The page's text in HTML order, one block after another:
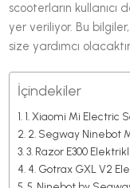
scooterların
yer veriliyor. Bu
size yardımcı
İçindekiler
1. Xiaomi Mi Electric
2. Segway Ninebot
3. Razor E300
4. Gotrax GXL V2